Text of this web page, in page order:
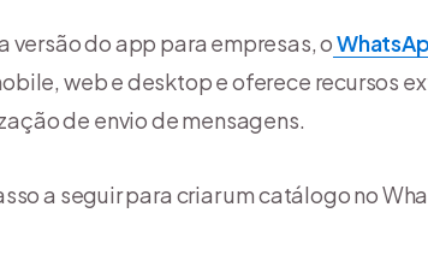
versão do app para empresas, o
web e desktop e oferece recursos
de envio de mensagens.
a seguir para criar um catálogo no